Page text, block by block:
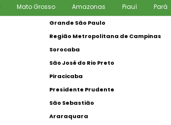
Mato Grosso Amazonas Piauí Pará
Grande São Paulo
Região Metropolitana de Campinas
Sorocaba
São José do Rio Preto
Piracicaba
Presidente Prudente
São Sebastião
Araraquara